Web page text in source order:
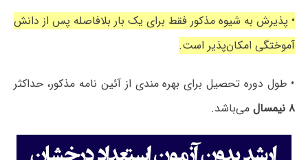
• پذیرش به شیوه مذکور فقط برای یک بار بلافاصله پس از دانش
آموختگی امکان‌پذیر است.
• طول دوره تحصیل برای بهره مندی از آئین نامه مذکور، حداکثر
۸ نیمسال
می‌باشد.